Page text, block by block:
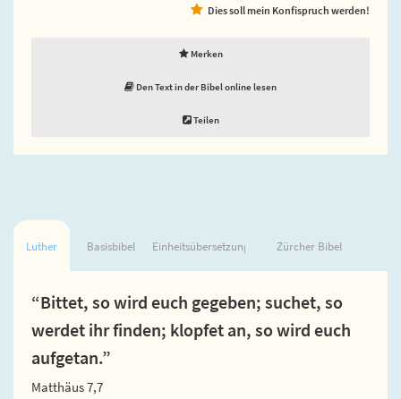
Dies soll mein Konfispruch werden!
Merken
Den Text in der Bibel online lesen
Teilen
Luther Basisbibel Einheitsübersetzung Zürcher Bibel
“Bittet, so wird euch gegeben; suchet, so
werdet ihr finden; klopfet an, so wird euch
aufgetan.”
Matthäus 7,7